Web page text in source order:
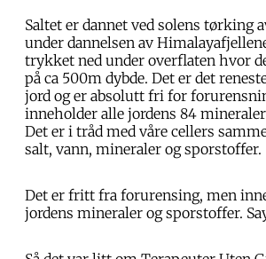
Saltet er dannet ved solens tørking
under dannelsen av
trykket ned under overflaten hvor
på ca 500m dybde. Det er det
jord og er absolutt fri for
inneholder alle jordens 84
Det er i tråd med våre cellers
salt, vann, mineraler og sporstoffer.
Det er fritt fra forurensing, men
jordens mineraler og sporstoffer.